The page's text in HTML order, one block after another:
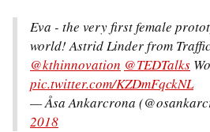
Eva - the very first female
world! Astrid Linder from
@kthinnovation @TEDTalks
pic.twitter.com/KZDmFqckNL
— Åsa Ankarcrona
2018